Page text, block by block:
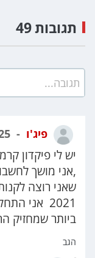
תגובה...
פיג'ו
,אני מושך
ביותר שמחזיק
הגב